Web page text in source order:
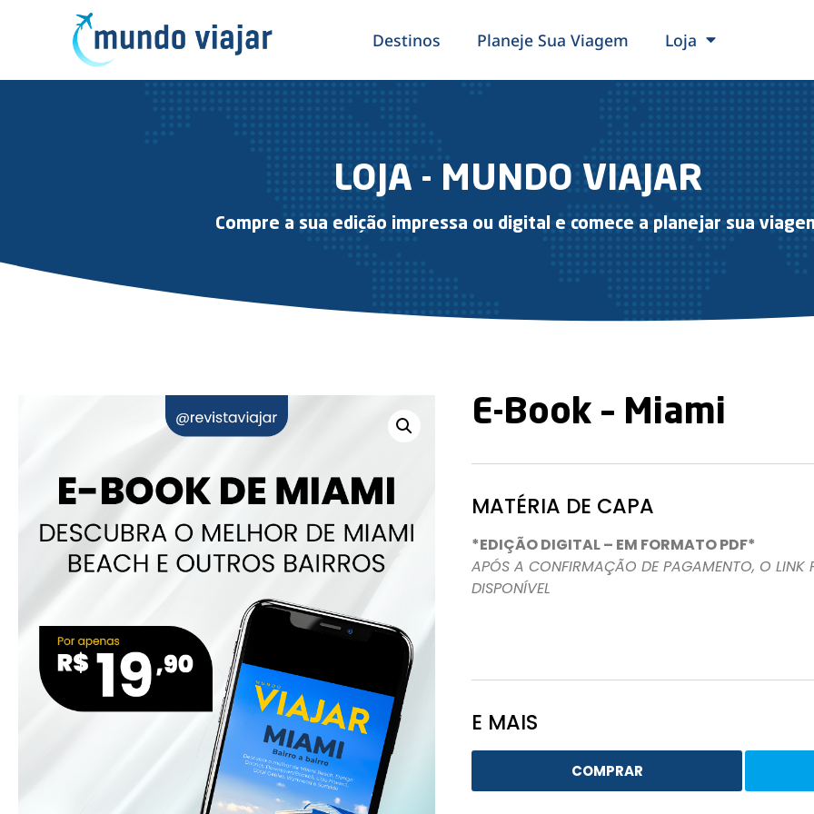
Destinos Planeje Sua Viagem Loja
LOJA - MUNDO VIAJAR
Compre a sua edição impressa ou digital e comece a planejar sua
E-Book – Miami
MATÉRIA DE CAPA
*EDIÇÃO DIGITAL – EM FORMATO PDF*
APÓS A CONFIRMAÇÃO DE PAGAMENTO, O
DISPONÍVEL
E MAIS
COMPRAR